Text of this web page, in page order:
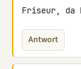
Friseur, da
Antwort